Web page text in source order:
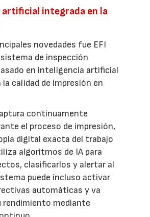
integrada en la
novedades fue EFI
sistema de inspección
en inteligencia artificial
la calidad de impresión en
continuamente
el proceso de impresión,
digital exacta del trabajo
algoritmos de IA para
clasificarlos y alertar al
puede incluso activar
automáticas y va
rendimiento mediante